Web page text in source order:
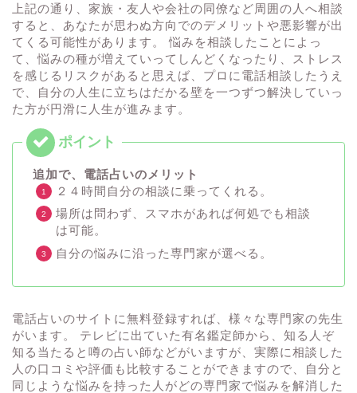
上記の通り、家族・友人や会社の同僚など周囲の人へ相談
すると、あなたが思わぬ方向でのデメリットや悪影響が出
てくる可能性があります。 悩みを相談したことによっ
て、悩みの種が増えていってしんどくなったり、ストレス
を感じるリスクがあると思えば、プロに電話相談したうえ
で、自分の人生に立ちはだかる壁を一つずつ解決していっ
た方が円滑に人生が進みます。
追加で、電話占いのメリット
２４時間自分の相談に乗ってくれる。
場所は問わず、スマホがあれば何処でも相談
は可能。
自分の悩みに沿った専門家が選べる。
電話占いのサイトに無料登録すれば、様々な専門家の先生
がいます。 テレビに出ていた有名鑑定師から、知る人ぞ
知る当たると噂の占い師などがいますが、実際に相談した
人の口コミや評価も比較することができますので、自分と
同じような悩みを持った人がどの専門家で悩みを解消した